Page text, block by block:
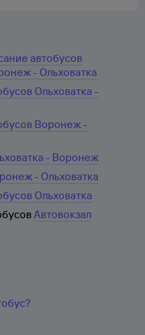
автобусов
- Ольховатка
Ольховатка -
Воронеж -
- Воронеж
- Ольховатка
Ольховатка
Автовокзал